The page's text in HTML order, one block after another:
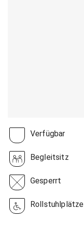
Verfügbar
Begleitsitz
Gesperrt
Rollstuhlplätze